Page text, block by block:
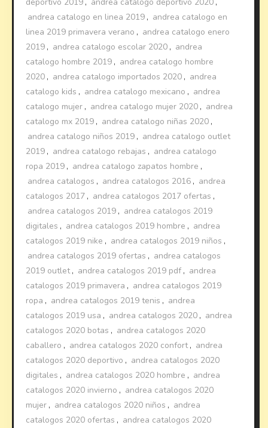
andrea catalogo en linea 2019 , andrea catalogo en
linea 2019 primavera verano , andrea catalogo enero
2019 , andrea catalogo escolar 2020 , andrea
catalogo hombre 2019 , andrea catalogo hombre
2020 , andrea catalogo importados 2020 , andrea
catalogo kids , andrea catalogo mexicano , andrea
catalogo mujer , andrea catalogo mujer 2020 , andrea
catalogo mx 2019 , andrea catalogo niñas 2020 ,
andrea catalogo niños 2019 , andrea catalogo outlet
2019 , andrea catalogo rebajas , andrea catalogo
ropa 2019 , andrea catalogo zapatos hombre ,
andrea catalogos , andrea catalogos 2016 , andrea
catalogos 2017 , andrea catalogos 2017 ofertas ,
andrea catalogos 2019 , andrea catalogos 2019
digitales , andrea catalogos 2019 hombre , andrea
catalogos 2019 nike , andrea catalogos 2019 niños ,
andrea catalogos 2019 ofertas , andrea catalogos
2019 outlet, andrea catalogos 2019 pdf , andrea
catalogos 2019 primavera , andrea catalogos 2019
ropa , andrea catalogos 2019 tenis , andrea
catalogos 2019 usa , andrea catalogos 2020 , andrea
catalogos 2020 botas , andrea catalogos 2020
caballero , andrea catalogos 2020 confort, andrea
catalogos 2020 deportivo , andrea catalogos 2020
digitales , andrea catalogos 2020 hombre , andrea
catalogos 2020 invierno , andrea catalogos 2020
mujer , andrea catalogos 2020 niños , andrea
catalogos 2020 ofertas , andrea catalogos 2020